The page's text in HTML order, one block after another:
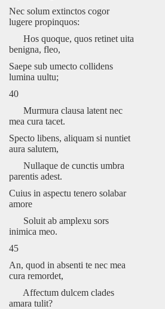
Nec solum extinctos cogor
lugere propinquos:
Hos quoque, quos retinet uita
benigna, fleo,
Saepe sub umecto collidens
lumina uultu;
40
Murmura clausa latent nec
mea cura tacet.
Specto libens, aliquam si nuntiet
aura salutem,
Nullaque de cunctis umbra
parentis adest.
Cuius in aspectu tenero solabar
amore
Soluit ab amplexu sors
inimica meo.
45
An, quod in absenti te nec mea
cura remordet,
Affectum dulcem clades
amara tulit?